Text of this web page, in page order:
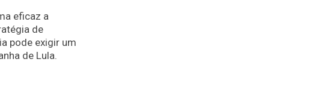
eficaz a
de
pode exigir um
de Lula.